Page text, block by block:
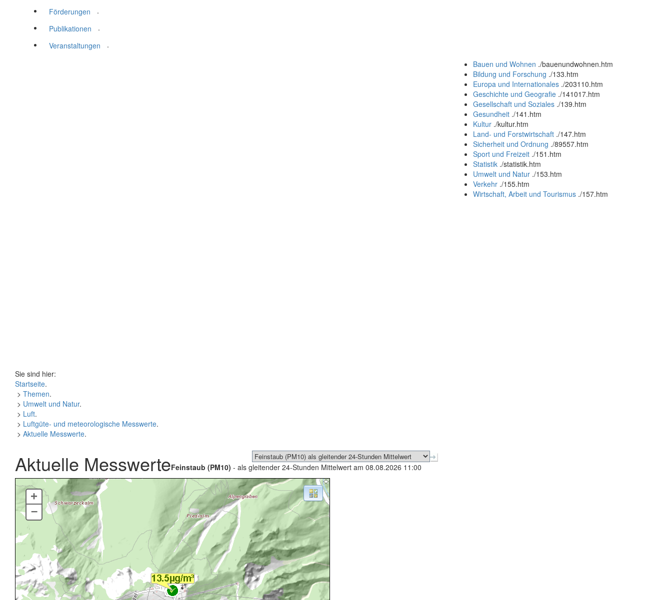
Förderungen
.
Publikationen
.
Veranstaltungen
.
Bauen und Wohnen ./bauenundwohnen.htm
Bildung und Forschung ./133.htm
Europa und Internationales ./203110.htm
Geschichte und Geografie ./141017.htm
Gesellschaft und Soziales ./139.htm
Gesundheit ./141.htm
Kultur ./kultur.htm
Land- und Forstwirtschaft ./147.htm
Sicherheit und Ordnung ./89557.htm
Sport und Freizeit ./151.htm
Statistik ./statistik.htm
Umwelt und Natur ./153.htm
Verkehr ./155.htm
Wirtschaft, Arbeit und Tourismus ./157.htm
Sie sind hier:
Startseite.
> Themen.
> Umwelt und Natur.
> Luft.
> Luftgüte- und meteorologische Messwerte.
> Aktuelle Messwerte.
Aktuelle MesswerteFeinstaub (PM10) - als gleitender 24-Stunden Mittelwert am 08.08.2026 11:00
+
–